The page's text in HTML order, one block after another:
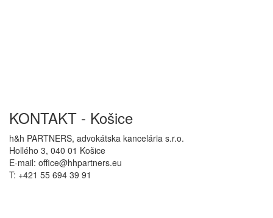
KONTAKT - Košice
h&h PARTNERS, advokátska kancelária s.r.o.
Hollého 3, 040 01 Košice
E-mail: office@hhpartners.eu
T: +421 55 694 39 91